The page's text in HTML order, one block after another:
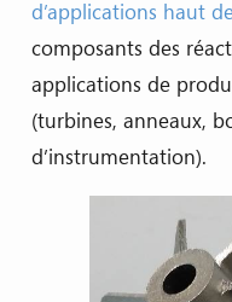
d’applications haut
composants des
applications de
(turbines, anneaux,
d’instrumentation).